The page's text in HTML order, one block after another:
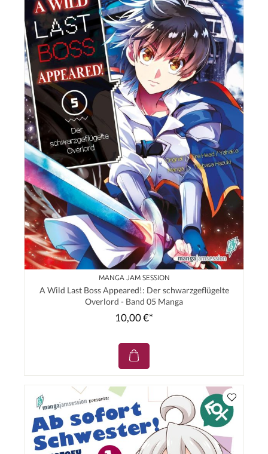
MANGA JAM SESSION
A Wild Last Boss Appeared!: Der schwarzgeflügelte
Overlord - Band 05 Manga
10,00 €*